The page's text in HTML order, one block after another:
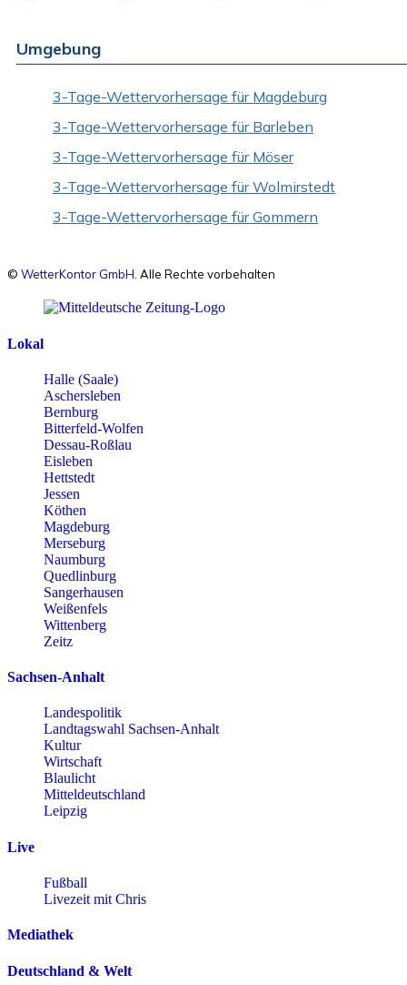
Umgebung
3-Tage-Wettervorhersage für Magdeburg
3-Tage-Wettervorhersage für Barleben
3-Tage-Wettervorhersage für Möser
3-Tage-Wettervorhersage für Wolmirstedt
3-Tage-Wettervorhersage für Gommern
© WetterKontor GmbH. Alle Rechte vorbehalten
Lokal
Halle (Saale)
Aschersleben
Bernburg
Bitterfeld-Wolfen
Dessau-Roßlau
Eisleben
Hettstedt
Jessen
Köthen
Magdeburg
Merseburg
Naumburg
Quedlinburg
Sangerhausen
Weißenfels
Wittenberg
Zeitz
Sachsen-Anhalt
Landespolitik
Landtagswahl Sachsen-Anhalt
Kultur
Wirtschaft
Blaulicht
Mitteldeutschland
Leipzig
Live
Fußball
Livezeit mit Chris
Mediathek
Deutschland & Welt